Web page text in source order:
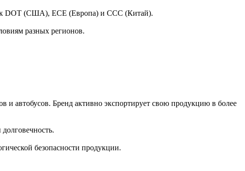
DOT (США), ECE (Европа) и CCC (Китай).
разных регионов.
автобусов. Бренд активно экспортирует свою продукцию в более
безопасности продукции.